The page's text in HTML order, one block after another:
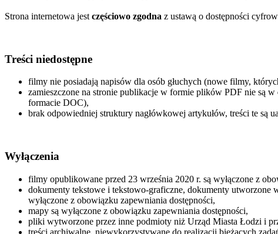
Strona internetowa jest częściowo zgodna z ustawą o dostępności
Treści niedostępne
filmy nie posiadają napisów dla osób głuchych (nowe filmy,
zamieszczone na stronie publikacje w formie plików PDF nie są
formacie DOC),
brak odpowiedniej struktury nagłówkowej artykułów, treści te są
Wyłączenia
filmy opublikowane przed 23 września 2020 r. są wyłączone z
dokumenty tekstowe i tekstowo-graficzne, dokumenty utworzone
wyłączone z obowiązku zapewniania dostępności,
mapy są wyłączone z obowiązku zapewniania dostępności,
pliki wytworzone przez inne podmioty niż Urząd Miasta Łodzi i
treści archiwalne, niewykorzystywane do realizacji bieżących